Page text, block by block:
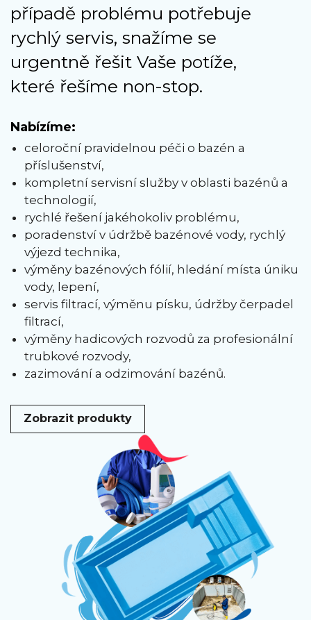
případě problému potřebuje
rychlý servis, snažíme se
urgentně řešit Vaše potíže,
které řešíme non-stop.
Nabízíme:
celoroční pravidelnou péči o bazén a
příslušenství,
kompletní servisní služby v oblasti bazénů a
technologií,
rychlé řešení jakéhokoliv problému,
poradenství v údržbě bazénové vody, rychlý
výjezd technika,
výměny bazénových fólií, hledání místa úniku
vody, lepení,
servis filtrací, výměnu písku, údržby čerpadel
filtrací,
výměny hadicových rozvodů za profesionální
trubkové rozvody,
zazimování a odzimování bazénů.
Zobrazit produkty